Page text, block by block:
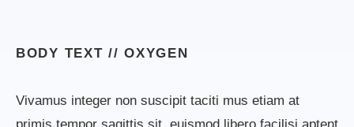
BODY TEXT //OXYGEN
Vivamus integer non suscipit taciti mus etiam at